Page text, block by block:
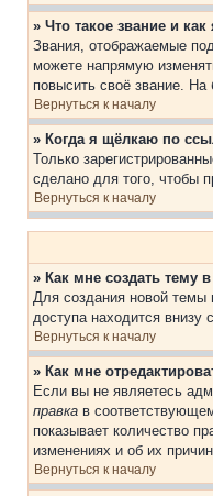
» Что такое звание и
Звания, отображаемые
можете напрямую
повысить своё звание.
Вернуться к началу
» Когда я щёлкаю по
Только
сделано для того, чтобы
Вернуться к началу
» Как мне создать тему
Для создания новой темы
доступа находится
Вернуться к началу
» Как мне
Если вы не являетесь
правка в
показывает количество
изменениях и об их
Вернуться к началу